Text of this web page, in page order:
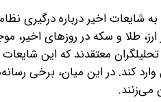
شایعات اخیر درباره درگیری
ارز، طلا و سکه در روزهای
معتقدند که این
کند. در این میان، برخی